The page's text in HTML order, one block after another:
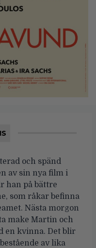
och spänd
av sin nya film i
han på bättre
som råkar befinna
Nästa morgon
make Martin och
en kvinna. Det blir
av lika